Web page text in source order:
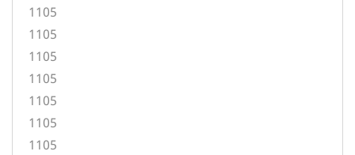
1105
1105
1105
1105
1105
1105
1105